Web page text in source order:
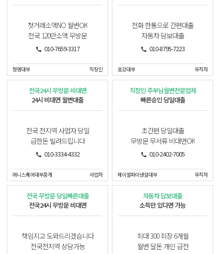
첫거래소액NO 월변OK
전국 120만소액 무방문
010-7659-3317
청명대부 직장인
전화 한통으로 간편대출
자동차 담보대출
010-8795-7223
호강대부 무직자
전국24시 무방문 비대면
24시 비대면 월변대출
전국 전지역 사업자 당일
급한돈 빌려드립니다
010-3334-4332
머니스퀘어대부중개 사업자
직장인 주부님월변전문업체
빠른승인 당일대출
초간편 당일대출
무방문 무서류 비대면OK
010-2402-7005
제이엘파이낸셜대부 무직자
전국 무방문 당일빠른대출
전국24시 무방문 비대면
책임지고 도와드리겠습니다
전국전지역 상담가능
자동차 담보대출
소득만 있다면 가능
최대 300 최장 6개월
월변 달돈 개인 급전